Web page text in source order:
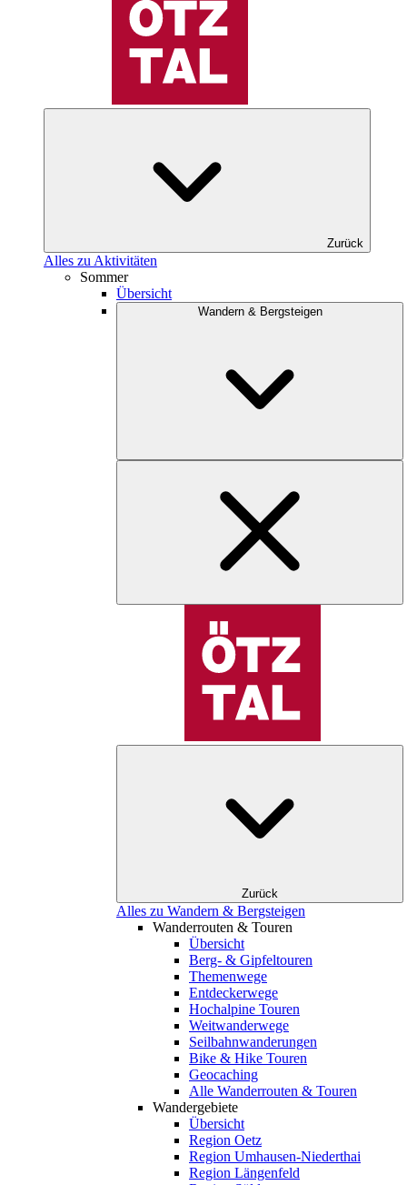
Zurück
Alles zu Aktivitäten
Sommer
Übersicht
Wandern & Bergsteigen
Zurück
Alles zu Wandern & Bergsteigen
Wanderrouten & Touren
Übersicht
Berg- & Gipfeltouren
Themenwege
Entdeckerwege
Hochalpine Touren
Weitwanderwege
Seilbahnwanderungen
Bike & Hike Touren
Geocaching
Alle Wanderrouten & Touren
Wandergebiete
Übersicht
Region Oetz
Region Umhausen-Niederthai
Region Längenfeld